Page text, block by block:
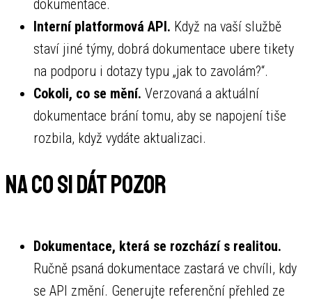
dokumentace.
Interní platformová API. Když na vaší službě
staví jiné týmy, dobrá dokumentace ubere tikety
na podporu i dotazy typu „jak to zavolám?“.
Cokoli, co se mění. Verzovaná a aktuální
dokumentace brání tomu, aby se napojení tiše
rozbila, když vydáte aktualizaci.
Na co si dát pozor
Dokumentace, která se rozchází s realitou.
Ručně psaná dokumentace zastará ve chvíli, kdy
se API změní. Generujte referenční přehled ze